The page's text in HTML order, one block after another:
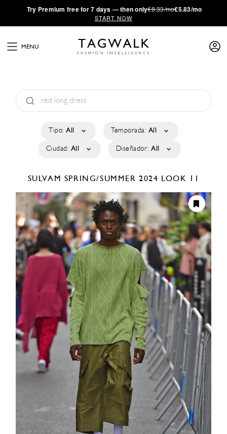
·Try Premium free for 7 days — then only€8.33/mo€5.83/mo
START NOW
MENU
Tipo: All Temporada: All
Ciudad: All Diseñador: All
SULVAM SPRING/SUMMER 2024 LOOK 11